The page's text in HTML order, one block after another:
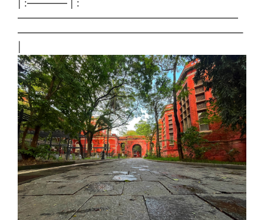
| :———— | :
——————————————————————
——————————————————————–